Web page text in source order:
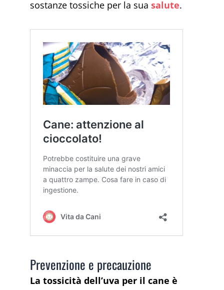
sostanze tossiche per la sua salute.
Prevenzione e precauzione
La tossicità dell’uva per il cane è